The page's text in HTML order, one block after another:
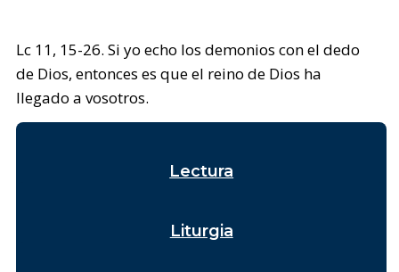
Lc 11, 15-26. Si yo echo los demonios con el dedo
de Dios, entonces es que el reino de Dios ha
llegado a vosotros.
Lectura
Liturgia